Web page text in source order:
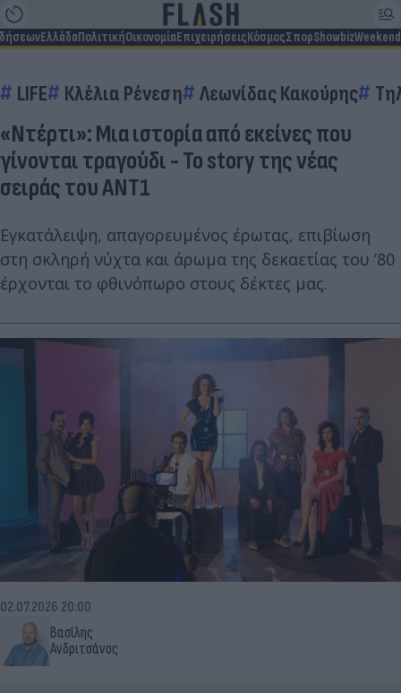
ΕλλάδαΠολιτικήΟικονομίαΕπιχειρήσειςΚόσμοςΣπορShowbizWeekend
LIFE Κλέλια Ρένεση Λεωνίδας Κακούρης
«Ντέρτι»: Μια ιστορία από εκείνες που
γίνονται τραγούδι - Το story της νέας
σειράς του ΑΝΤ1
Εγκατάλειψη, απαγορευμένος έρωτας, επιβίωση
στη σκληρή νύχτα και άρωμα της δεκαετίας του ’80
έρχονται το φθινόπωρο στους δέκτες μας.
Βασίλης
Ανδριτσάνος
02.07.2026 20:00